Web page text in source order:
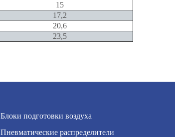
15
17,2
20,6
23,5
Блоки подготовки воздуха
Пневматические распределители